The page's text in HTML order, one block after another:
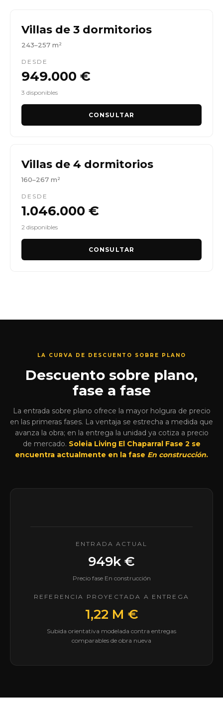
Villas de 3 dormitorios
243–257 m²
DESDE
949.000 €
3 disponibles
CONSULTAR
Villas de 4 dormitorios
160–267 m²
DESDE
1.046.000 €
2 disponibles
CONSULTAR
LA CURVA DE DESCUENTO SOBRE PLANO
Descuento sobre plano,
fase a fase
La entrada sobre plano ofrece la mayor holgura de precio
en las primeras fases. La ventaja se estrecha a medida que
avanza la obra; en la entrega la unidad ya cotiza a precio
de mercado. Soleia Living El Chaparral Fase 2 se
encuentra actualmente en la fase En construcción.
ENTRADA ACTUAL
949k €
Precio fase En construcción
REFERENCIA PROYECTADA A ENTREGA
1,22 M €
Subida orientativa modelada contra entregas
comparables de obra nueva